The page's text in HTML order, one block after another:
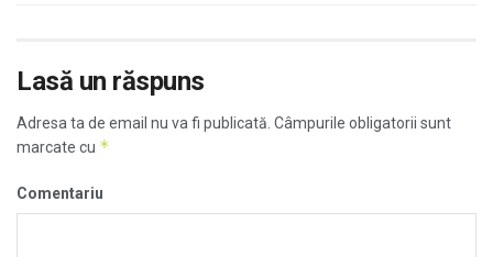
Lasă un răspuns
Adresa ta de email nu va fi publicată. Câmpurile obligatorii sunt
marcate cu *
Comentariu